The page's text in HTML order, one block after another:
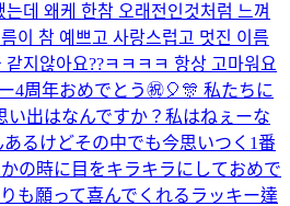
데 왜케 한참 오래전인것처럼 느껴
이 참 예쁘고 사랑스럽고 멋진 이름
지않아요??ㅋㅋㅋㅋ 항상 고마워요
4周年おめでとう㊗️🎈🎊 私たちに
い出はなんですか？私はねぇーな
るけどその中でも今思いつく1番
の時に目をキラキラにしておめで
も願って喜んでくれるラッキー達